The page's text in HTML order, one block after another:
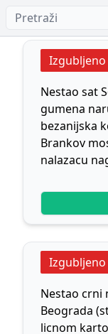
Izgubljeno
Nestao sat
gumena
bezanijska
Brankov
nalazacu
Izgubljeno
Nestao crni
Beograda
licnom